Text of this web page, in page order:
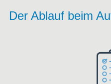
Der Ablauf beim